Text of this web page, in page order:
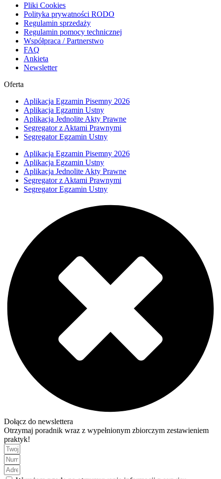
Pliki Cookies
Polityka prywatności RODO
Regulamin sprzedaży
Regulamin pomocy technicznej
Współpraca / Partnerstwo
FAQ
Ankieta
Newsletter
Oferta
Aplikacja Egzamin Pisemny 2026
Aplikacja Egzamin Ustny
Aplikacja Jednolite Akty Prawne
Segregator z Aktami Prawnymi
Segregator Egzamin Ustny
Aplikacja Egzamin Pisemny 2026
Aplikacja Egzamin Ustny
Aplikacja Jednolite Akty Prawne
Segregator z Aktami Prawnymi
Segregator Egzamin Ustny
Dołącz do newslettera
Otrzymaj poradnik wraz z wypełnionym zbiorczym zestawieniem
praktyk!